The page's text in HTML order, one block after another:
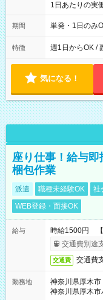
1日あたりの実
間は 試験によ
期間 単発・1日のみ
特徴 週1日からOK /
気になる！
座り仕事！給与
梱包作業
派遣 職種未経験OK 社
WEB登録・面接OK
給与
時給1500円 【
交通費別途
交通費 交通費
勤務地
神奈川県厚木市
神奈川県厚木